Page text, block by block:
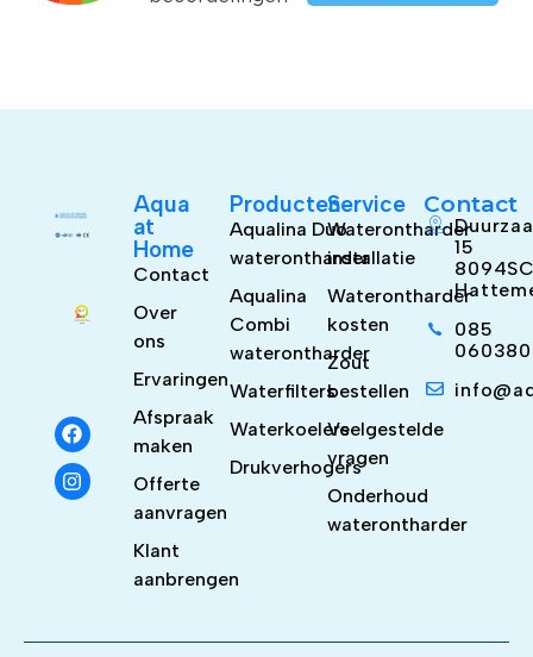
Aqua
at
Home
Contact
Over
ons
Ervaringen
Afspraak
maken
Offerte
aanvragen
Klant
aanbrengen
Producten
Aqualina Duo
waterontharder
Aqualina
Combi
waterontharder
Waterfilters
Waterkoelers
Drukverhogers
Service
Waterontharder
installatie
Waterontharder
kosten
Zout
bestellen
Veelgestelde
vragen
Onderhoud
waterontharder
Contact
15
085